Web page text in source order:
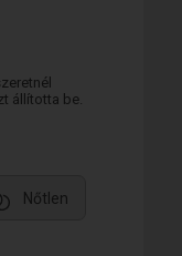
állította be.
Nőtlen